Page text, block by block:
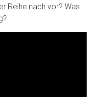
Reihe nach vor? Was